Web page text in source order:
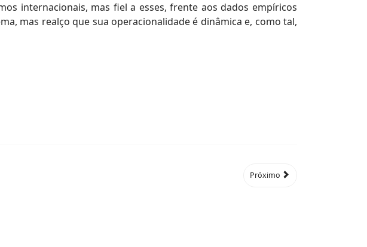
internacionais, mas fiel a esses, frente aos dados empíricos
mas realço que sua operacionalidade é dinâmica e, como tal,
Próximo